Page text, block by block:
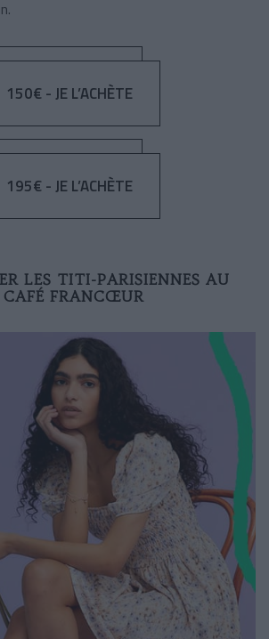
150€ - JE L’ACHÈTE
195€ - JE L’ACHÈTE
LES TITI-PARISIENNES AU
CAFÉ FRANCŒUR